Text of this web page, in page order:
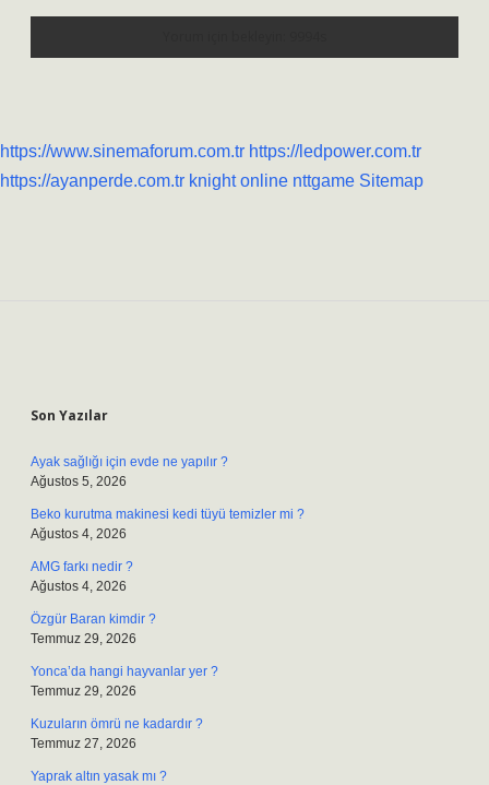
https://www.sinemaforum.com.tr https://ledpower.com.tr
https://ayanperde.com.tr knight online nttgame Sitemap
Son Yazılar
Ayak sağlığı için evde ne yapılır ?
Ağustos 5, 2026
Beko kurutma makinesi kedi tüyü temizler mi ?
Ağustos 4, 2026
AMG farkı nedir ?
Ağustos 4, 2026
Özgür Baran kimdir ?
Temmuz 29, 2026
Yonca’da hangi hayvanlar yer ?
Temmuz 29, 2026
Kuzuların ömrü ne kadardır ?
Temmuz 27, 2026
Yaprak altın yasak mı ?